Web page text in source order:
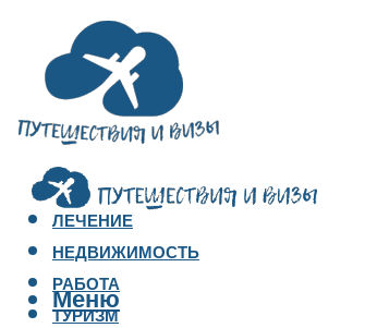
ЛЕЧЕНИЕ
НЕДВИЖИМОСТЬ
РАБОТА
ТУРИЗМ
Меню